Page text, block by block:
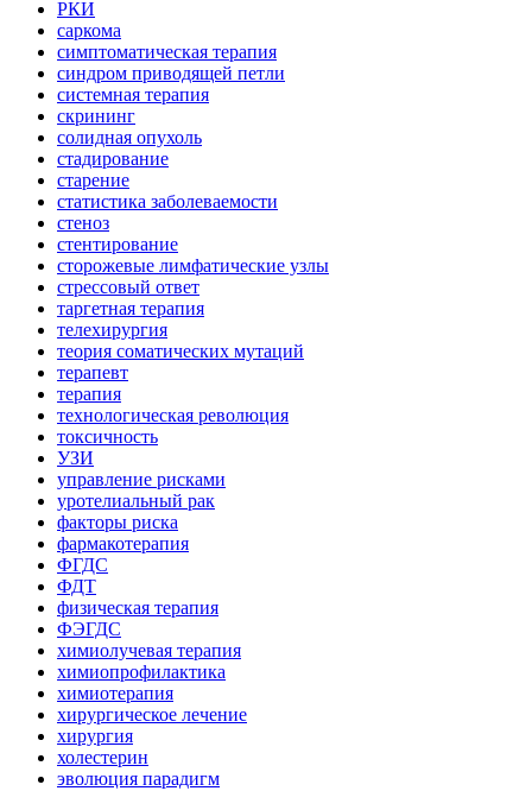
РКИ
саркома
симптоматическая терапия
синдром приводящей петли
системная терапия
скрининг
солидная опухоль
стадирование
старение
статистика заболеваемости
стеноз
стентирование
сторожевые лимфатические узлы
стрессовый ответ
таргетная терапия
телехирургия
теория соматических мутаций
терапевт
терапия
технологическая революция
токсичность
УЗИ
управление рисками
уротелиальный рак
факторы риска
фармакотерапия
ФГДС
ФДТ
физическая терапия
ФЭГДС
химиолучевая терапия
химиопрофилактика
химиотерапия
хирургическое лечение
хирургия
холестерин
эволюция парадигм